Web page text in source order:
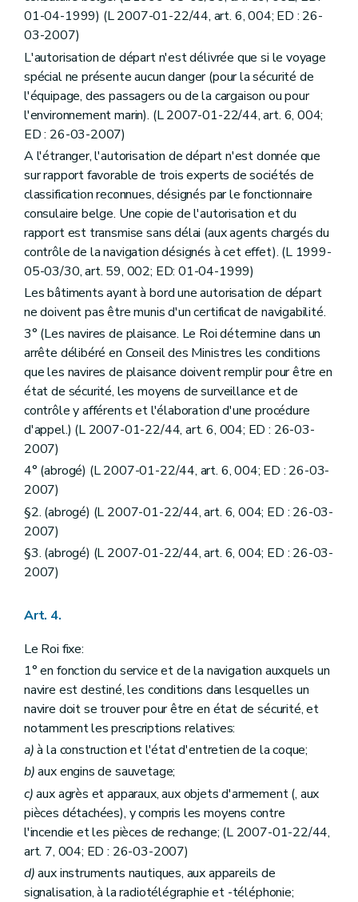
01-04-1999) (L 2007-01-22/44, art. 6, 004; ED : 26-
03-2007)
L'autorisation de départ n'est délivrée que si le voyage
spécial ne présente aucun danger (pour la sécurité de
l'équipage, des passagers ou de la cargaison ou pour
l'environnement marin). (L 2007-01-22/44, art. 6, 004;
ED : 26-03-2007)
A l'étranger, l'autorisation de départ n'est donnée que
sur rapport favorable de trois experts de sociétés de
classification reconnues, désignés par le fonctionnaire
consulaire belge. Une copie de l'autorisation et du
rapport est transmise sans délai (aux agents chargés du
contrôle de la navigation désignés à cet effet). (L 1999-
05-03/30, art. 59, 002; ED: 01-04-1999)
Les bâtiments ayant à bord une autorisation de départ
ne doivent pas être munis d'un certificat de navigabilité.
3° (Les navires de plaisance. Le Roi détermine dans un
arrête délibéré en Conseil des Ministres les conditions
que les navires de plaisance doivent remplir pour être en
état de sécurité, les moyens de surveillance et de
contrôle y afférents et l'élaboration d'une procédure
d'appel.) (L 2007-01-22/44, art. 6, 004; ED : 26-03-
2007)
4° (abrogé) (L 2007-01-22/44, art. 6, 004; ED : 26-03-
2007)
§2. (abrogé) (L 2007-01-22/44, art. 6, 004; ED : 26-03-
2007)
§3. (abrogé) (L 2007-01-22/44, art. 6, 004; ED : 26-03-
2007)
Art. 4.
Le Roi fixe:
1° en fonction du service et de la navigation auxquels un
navire est destiné, les conditions dans lesquelles un
navire doit se trouver pour être en état de sécurité, et
notamment les prescriptions relatives:
a)à la construction et l'état d'entretien de la coque;
b)aux engins de sauvetage;
c)aux agrès et apparaux, aux objets d'armement (, aux
pièces détachées), y compris les moyens contre
l'incendie et les pièces de rechange; (L 2007-01-22/44,
art. 7, 004; ED : 26-03-2007)
d)aux instruments nautiques, aux appareils de
signalisation, à la radiotélégraphie et -téléphonie;